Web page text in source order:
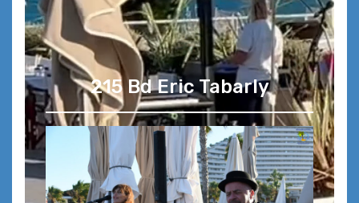
215 Bd Eric Tabarly